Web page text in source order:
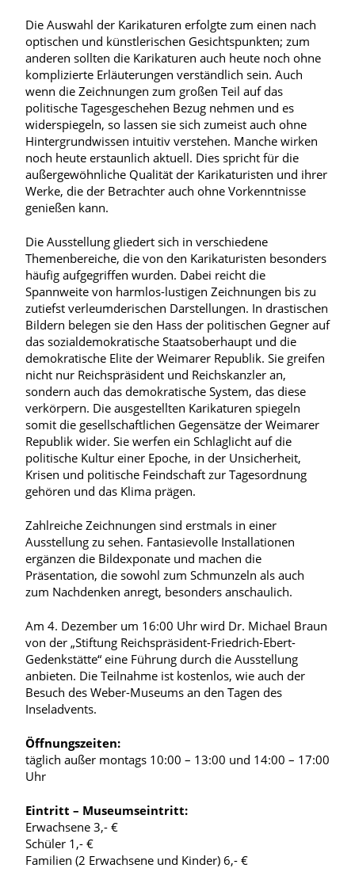
Die Auswahl der Karikaturen erfolgte zum einen nach
optischen und künstlerischen Gesichtspunkten; zum
anderen sollten die Karikaturen auch heute noch ohne
komplizierte Erläuterungen verständlich sein. Auch
wenn die Zeichnungen zum großen Teil auf das
politische Tagesgeschehen Bezug nehmen und es
widerspiegeln, so lassen sie sich zumeist auch ohne
Hintergrundwissen intuitiv verstehen. Manche wirken
noch heute erstaunlich aktuell. Dies spricht für die
außergewöhnliche Qualität der Karikaturisten und ihrer
Werke, die der Betrachter auch ohne Vorkenntnisse
genießen kann.
Die Ausstellung gliedert sich in verschiedene
Themenbereiche, die von den Karikaturisten besonders
häufig aufgegriffen wurden. Dabei reicht die
Spannweite von harmlos-lustigen Zeichnungen bis zu
zutiefst verleumderischen Darstellungen. In drastischen
Bildern belegen sie den Hass der politischen Gegner auf
das sozialdemokratische Staatsoberhaupt und die
demokratische Elite der Weimarer Republik. Sie greifen
nicht nur Reichspräsident und Reichskanzler an,
sondern auch das demokratische System, das diese
verkörpern. Die ausgestellten Karikaturen spiegeln
somit die gesellschaftlichen Gegensätze der Weimarer
Republik wider. Sie werfen ein Schlaglicht auf die
politische Kultur einer Epoche, in der Unsicherheit,
Krisen und politische Feindschaft zur Tagesordnung
gehören und das Klima prägen.
Zahlreiche Zeichnungen sind erstmals in einer
Ausstellung zu sehen. Fantasievolle Installationen
ergänzen die Bildexponate und machen die
Präsentation, die sowohl zum Schmunzeln als auch
zum Nachdenken anregt, besonders anschaulich.
Am 4. Dezember um 16:00 Uhr wird Dr. Michael Braun
von der „Stiftung Reichspräsident-Friedrich-Ebert-
Gedenkstätte“ eine Führung durch die Ausstellung
anbieten. Die Teilnahme ist kostenlos, wie auch der
Besuch des Weber-Museums an den Tagen des
Inseladvents.
Öffnungszeiten:
täglich außer montags 10:00 – 13:00 und 14:00 – 17:00
Uhr
Eintritt – Museumseintritt:
Erwachsene 3,- €
Schüler 1,- €
Familien (2 Erwachsene und Kinder) 6,- €